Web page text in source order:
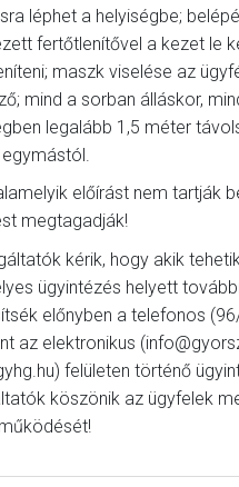
léphet a helyiségbe;
fertőtlenítővel a kezet le
maszk viselése az
mind a sorban álláskor,
legalább 1,5 méter
előírást nem tartják
megtagadják!
kérik, hogy akik
ügyintézés helyett
előnyben a telefonos
az elektronikus
felületen történő
köszönik az ügyfelek